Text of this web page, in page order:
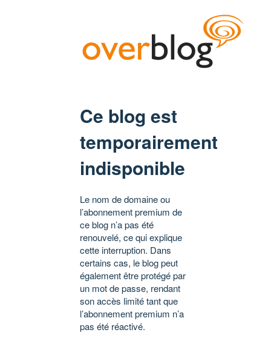
Ce blog est
temporairement
indisponible
Le nom de domaine ou
l’abonnement premium de
ce blog n’a pas été
renouvelé, ce qui explique
cette interruption. Dans
certains cas, le blog peut
également être protégé par
un mot de passe, rendant
son accès limité tant que
l’abonnement premium n’a
pas été réactivé.